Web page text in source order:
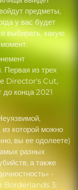
предметы,
у вас будет
выбирать, какую
Первая из трех
Director's Cut,
до конца 2021
которой можно
вы ее одолеете)
разных
а также
•
Borderlands 3: